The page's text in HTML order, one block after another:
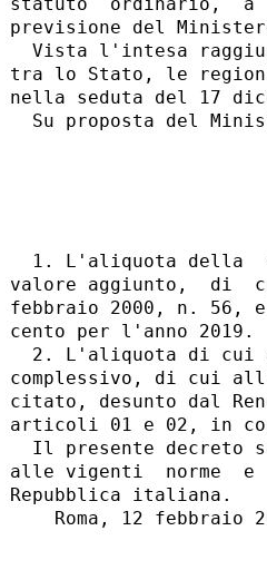
statuto  ordinario,  a
previsione del
Vista l'intesa
tra lo Stato, le regioni
nella seduta del 17
Su proposta del
1. L'aliquota della
valore aggiunto,  di
febbraio 2000, n. 56,
cento per l'anno 2019.
2. L'aliquota di cui
complessivo, di cui
citato, desunto dal
articoli 01 e 02, in
Il presente decreto
alle vigenti  norme
Repubblica italiana.
Roma, 12 febbraio